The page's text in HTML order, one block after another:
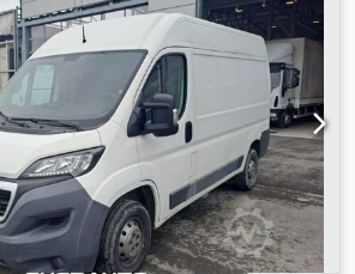
и ATP, валиден до 07/2027 – пробег
обем 2179 куб. см – мощност 103 kW –
само за шосеен транспорт – вътрешна
1800 мм – ширина 1750 мм –
стъкла – ръчна скоростна
– електрически огледала –
– за повече информация: Франческо,
Adezr E Uhjpof